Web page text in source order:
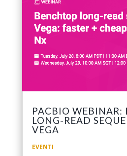
PACBIO WEBINAR:
LONG-READ
VEGA
EVENTI